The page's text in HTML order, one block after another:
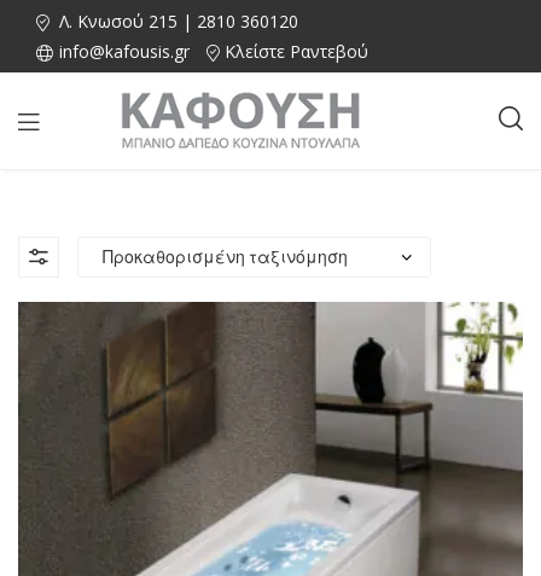
Λ. Κνωσού 215 | 2810 360120
info@kafousis.gr
Κλείστε Ραντεβού